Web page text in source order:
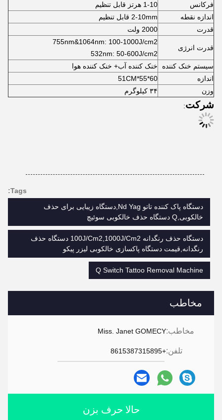
مخاطب
مخاطب:Miss. Janet GOMECY
تلفن:+8615387315895
حالا حرف بزن
فرکانس
1-10 هرتز قابل تنظیم
اندازه نقطه
2-10mm قابل تنظیم
قدرت
2000 ولت
قدرت انرژی
755nm&1064nm: 100-1000J/cm2
532nm: 50-600J/cm2
سیستم خنک کننده
خنک کننده آب+ خنک کننده هوا
اندازه
60*55*51CM
وزن
۳۴ کیلوگرم
شرکت:
Tags:
دستگاه پاک کننده تاتو Nd Yag,دستگاه زیبایی برای حذف
خالکوبی,Q دستگاه حذف خالکوبی سوئیچ
دستگاه حذف رنگدانه 100J/Cm2,1000J/Cm2 دستگاه حذف
رنگدانه,قیمت دستگاه پاکسازی خالکوبی لیزر پیکو
Q Switch Tattoo Removal Machine